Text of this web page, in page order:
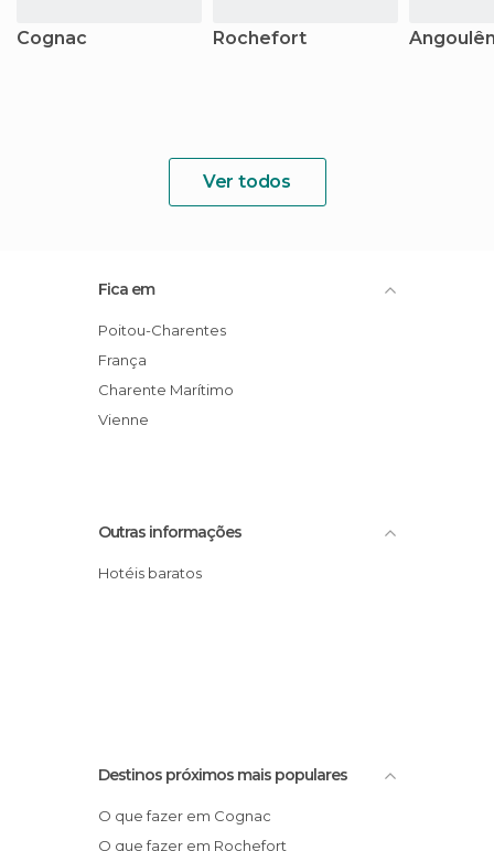
Cognac Rochefort
Ver todos
Fica em
Poitou-Charentes
França
Charente Marítimo
Vienne
Outras informações
Hotéis baratos
Destinos próximos mais populares
O que fazer em Cognac
O que fazer em Rochefort